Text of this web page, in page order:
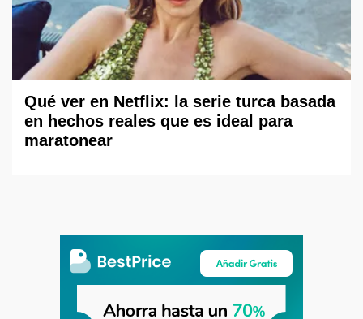
Qué ver en Netflix: la serie turca basada
en hechos reales que es ideal para
maratonear